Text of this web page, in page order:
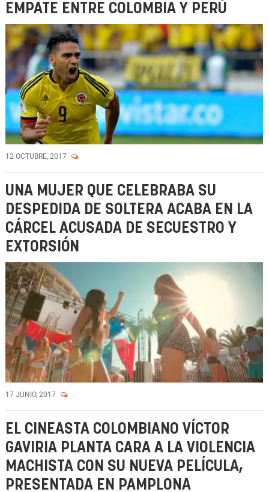
EMPATE ENTRE COLOMBIA Y PERÚ
12 OCTUBRE, 2017
UNA MUJER QUE CELEBRABA SU
DESPEDIDA DE SOLTERA ACABA EN LA
CÁRCEL ACUSADA DE SECUESTRO Y
EXTORSIÓN
17 JUNIO, 2017
EL CINEASTA COLOMBIANO VÍCTOR
GAVIRIA PLANTA CARA A LA VIOLENCIA
MACHISTA CON SU NUEVA PELÍCULA,
PRESENTADA EN PAMPLONA